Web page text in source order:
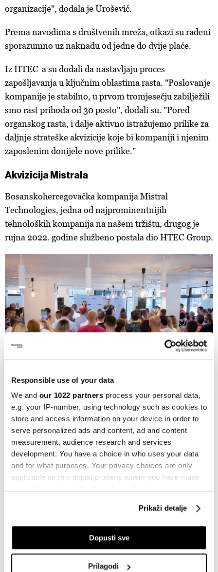
Responsible use of your data
We and our 1022 partners process your personal data,
e.g. your IP-number, using technology such as cookies to
store and access information on your device in order to
serve personalized ads and content, ad and content
measurement, audience research and services
development. You have a choice in who uses your data
and for what purposes. Your privacy choices are only
applicable on this digital property where you have made
If you allow, we would also like to:
Collect information about your geographical
Prikaži detalje
Dopusti sve
Prilagodi
organizacije", dodala je Urošević.
Prema navodima s društvenih mreža, otkazi su rađeni
sporazumno uz naknadu od jedne do dvije plaće.
Iz HTEC-a su dodali da nastavljaju proces
zapošljavanja u ključnim oblastima rasta. "Poslovanje
kompanije je stabilno, u prvom tromjesečju zabilježili
smo rast prihoda od 30 posto", dodali su. "Pored
organskog rasta, i dalje aktivno istražujemo prilike za
daljnje strateške akvizicije koje bi kompaniji i njenim
zaposlenim donijele nove prilike."
Akvizicija Mistrala
Bosanskohercegovačka kompanija Mistral
Technologies, jedna od najprominentnijih
tehnoloških kompanija na našem tržištu, drugog je
rujna 2022. godine službeno postala dio HTEC Group.
HTEC
Sa sjedištem u San Francisku, HTEC Group su 2008.
godine osnovaliAleksandar ČabriloiDušan
Kosić, koji su porijeklom iz Bosne i Hercegovine.
Grupacija posjeduje urede na 29 lokacija širom svijeta,
a pridruživanjem kompanije Mistral ima skoro 600
Sjeverne Makedonije, Slovenije, Mađarske,
Rumunjske, Bugarske, Nizozemske, Švedske, Velike
Britanije i Sjedinjenih Američkih Država.
Mistral je u 2021. godini ostvario neto dobit od